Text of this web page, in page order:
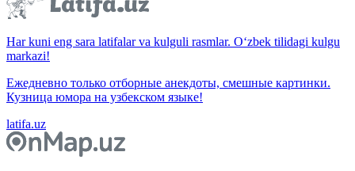
Har kuni eng sara latifalar va kulguli rasmlar. O‘zbek tilidagi kulgu
markazi!
Ежедневно только отборные анекдоты, смешные картинки.
Кузница юмора на узбекском языке!
latifa.uz